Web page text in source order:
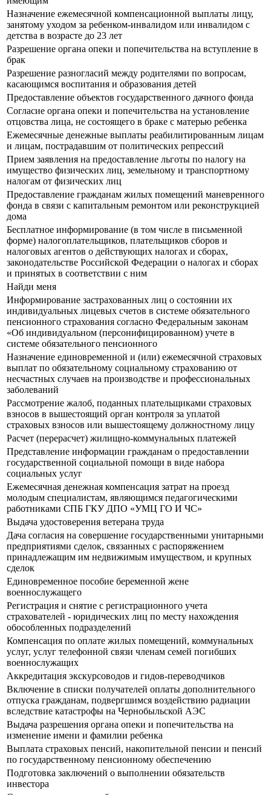
Назначение ежемесячной компенсационной выплаты лицу,
занятому уходом за ребенком-инвалидом или инвалидом с
детства в возрасте до 23 лет
Разрешение органа опеки и попечительства на вступление в
брак
Разрешение разногласий между родителями по вопросам,
касающимся воспитания и образования детей
Предоставление объектов государственного дачного фонда
Согласие органа опеки и попечительства на установление
отцовства лица, не состоящего в браке с матерью ребенка
Ежемесячные денежные выплаты реабилитированным лицам
и лицам, пострадавшим от политических репрессий
Прием заявления на предоставление льготы по налогу на
имущество физических лиц, земельному и транспортному
налогам от физических лиц
Предоставление гражданам жилых помещений маневренного
фонда в связи с капитальным ремонтом или реконструкцией
дома
Бесплатное информирование (в том числе в письменной
форме) налогоплательщиков, плательщиков сборов и
налоговых агентов о действующих налогах и сборах,
законодательстве Российской Федерации о налогах и сборах
и принятых в соответствии с ним
Найди меня
Информирование застрахованных лиц о состоянии их
индивидуальных лицевых счетов в системе обязательного
пенсионного страхования согласно Федеральным законам
«Об индивидуальном (персонифицированном) учете в
системе обязательного пенсионного
Назначение единовременной и (или) ежемесячной страховых
выплат по обязательному социальному страхованию от
несчастных случаев на производстве и профессиональных
заболеваний
Рассмотрение жалоб, поданных плательщиками страховых
взносов в вышестоящий орган контроля за уплатой
страховых взносов или вышестоящему должностному лицу
Расчет (перерасчет) жилищно-коммунальных платежей
Представление информации гражданам о предоставлении
государственной социальной помощи в виде набора
социальных услуг
Ежемесячная денежная компенсация затрат на проезд
молодым специалистам, являющимся педагогическими
работниками СПБ ГКУ ДПО «УМЦ ГО И ЧС»
Выдача удостоверения ветерана труда
Дача согласия на совершение государственными унитарными
предприятиями сделок, связанных с распоряжением
принадлежащим им недвижимым имуществом, и крупных
сделок
Единовременное пособие беременной жене
военнослужащего
Регистрация и снятие с регистрационного учета
страхователей - юридических лиц по месту нахождения
обособленных подразделений
Компенсация по оплате жилых помещений, коммунальных
услуг, услуг телефонной связи членам семей погибших
военнослужащих
Аккредитация экскурсоводов и гидов-переводчиков
Включение в списки получателей оплаты дополнительного
отпуска гражданам, подвергшимся воздействию радиации
вследствие катастрофы на Чернобыльской АЭС
Выдача разрешения органа опеки и попечительства на
изменение имени и фамилии ребенка
Выплата страховых пенсий, накопительной пенсии и пенсий
по государственному пенсионному обеспечению
Подготовка заключений о выполнении обязательств
инвестора